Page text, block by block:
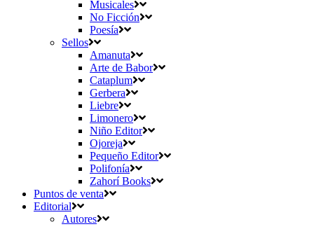
Musicales
No Ficción
Poesía
Sellos
Amanuta
Arte de Babor
Cataplum
Gerbera
Liebre
Limonero
Niño Editor
Ojoreja
Pequeño Editor
Polifonía
Zahorí Books
Puntos de venta
Editorial
Autores